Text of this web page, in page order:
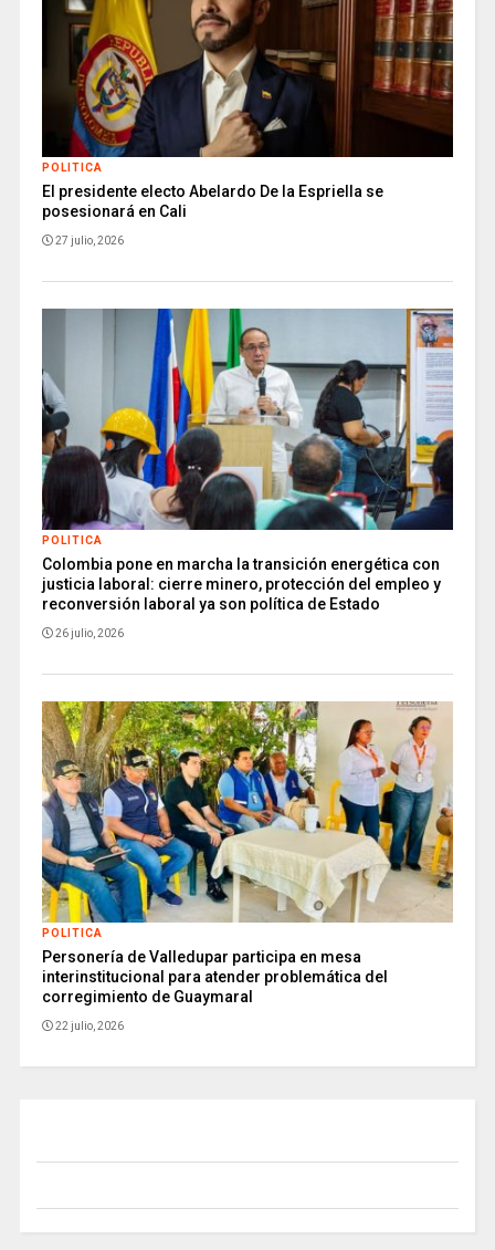
POLITICA
El presidente electo Abelardo De la Espriella se
posesionará en Cali
27 julio, 2026
POLITICA
Colombia pone en marcha la transición energética con
justicia laboral: cierre minero, protección del empleo y
reconversión laboral ya son política de Estado
26 julio, 2026
POLITICA
Personería de Valledupar participa en mesa
interinstitucional para atender problemática del
corregimiento de Guaymaral
22 julio, 2026